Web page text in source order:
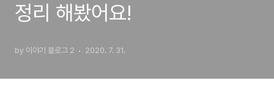
정리 해봤어요!
by 이야기 블로그 2 2020. 7. 31.